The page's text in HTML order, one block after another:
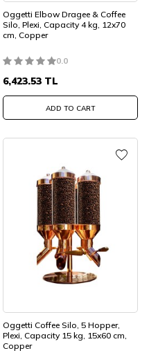
Oggetti Elbow Dragee & Coffee
Silo, Plexi, Capacity 4 kg, 12x70
cm, Copper
0.0
6,423.53 TL
ADD TO CART
Oggetti Coffee Silo, 5 Hopper,
Plexi, Capacity 15 kg, 15x60 cm,
Copper